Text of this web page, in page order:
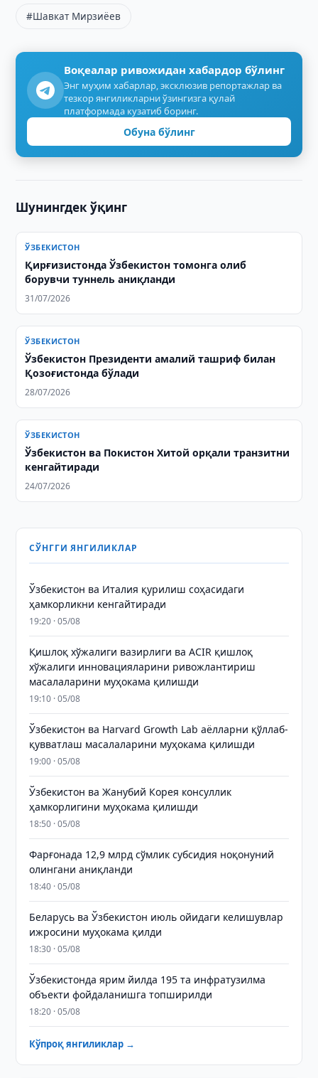
#Шавкат Мирзиёев
Воқеалар ривожидан хабардор бўлинг
Энг муҳим хабарлар, эксклюзив репортажлар ва
тезкор янгиликларни ўзингизга қулай
платформада кузатиб боринг.
Обуна бўлинг
Шунингдек ўқинг
ЎЗБЕКИСТОН
Қирғизистонда Ўзбекистон томонга олиб
борувчи туннель аниқланди
31/07/2026
ЎЗБЕКИСТОН
Ўзбекистон Президенти амалий ташриф билан
Қозоғистонда бўлади
28/07/2026
ЎЗБЕКИСТОН
Ўзбекистон ва Покистон Хитой орқали транзитни
кенгайтиради
24/07/2026
СЎНГГИ ЯНГИЛИКЛАР
Ўзбекистон ва Италия қурилиш соҳасидаги
ҳамкорликни кенгайтиради
19:20 · 05/08
Қишлоқ хўжалиги вазирлиги ва ACIR қишлоқ
хўжалиги инновацияларини ривожлантириш
масалаларини муҳокама қилишди
19:10 · 05/08
Ўзбекистон ва Harvard Growth Lab аёлларни қўллаб-
қувватлаш масалаларини муҳокама қилишди
19:00 · 05/08
Ўзбекистон ва Жанубий Корея консуллик
ҳамкорлигини муҳокама қилишди
18:50 · 05/08
Фарғонада 12,9 млрд сўмлик субсидия ноқонуний
олингани аниқланди
18:40 · 05/08
Беларусь ва Ўзбекистон июль ойидаги келишувлар
ижросини муҳокама қилди
18:30 · 05/08
Ўзбекистонда ярим йилда 195 та инфратузилма
объекти фойдаланишга топширилди
18:20 · 05/08
Кўпроқ янгиликлар →